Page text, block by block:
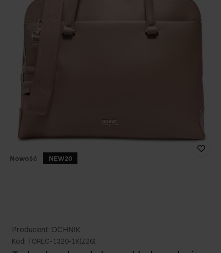
Nowość NEW20
Producent: OCHNIK
Kod: TOREC-1320-1K(Z26)